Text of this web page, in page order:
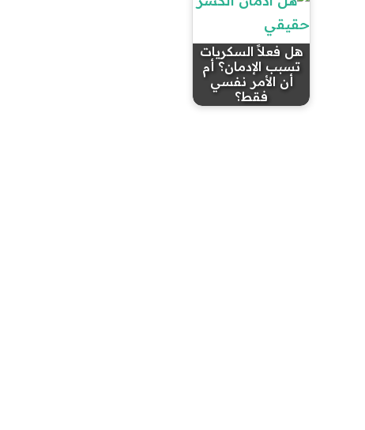
هل فعلاً السكريات
تسبب الإدمان؟ أم
أن الأمر نفسي
فقط؟